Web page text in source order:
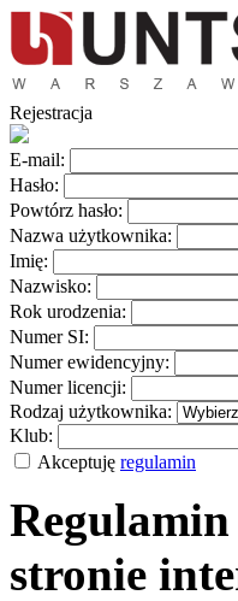
Rejestracja
E-mail:
Hasło:
Powtórz hasło:
Nazwa użytkownika:
Imię:
Nazwisko:
Rok urodzenia:
Numer SI:
Numer ewidencyjny:
Numer licencji:
Rodzaj użytkownika:
Klub:
Akceptuję regulamin
Regulamin
stronie